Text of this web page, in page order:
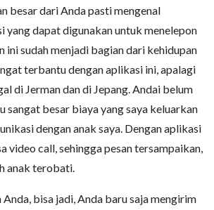
besar dari Anda pasti mengenal
yang dapat digunakan untuk menelepon
ini sudah menjadi bagian dari kehidupan
terbantu dengan aplikasi ini, apalagi
di Jerman dan di Jepang. Andai belum
sangat besar biaya yang saya keluarkan
dengan anak saya. Dengan aplikasi
video call, sehingga pesan tersampaikan,
anak terobati.
bisa jadi, Anda baru saja mengirim